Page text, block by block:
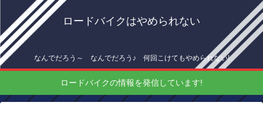
ロードバイクはやめられない
なんでだろう～ なんでだろう♪ 何回こけてもやめられない!
ロードバイクの情報を発信しています!